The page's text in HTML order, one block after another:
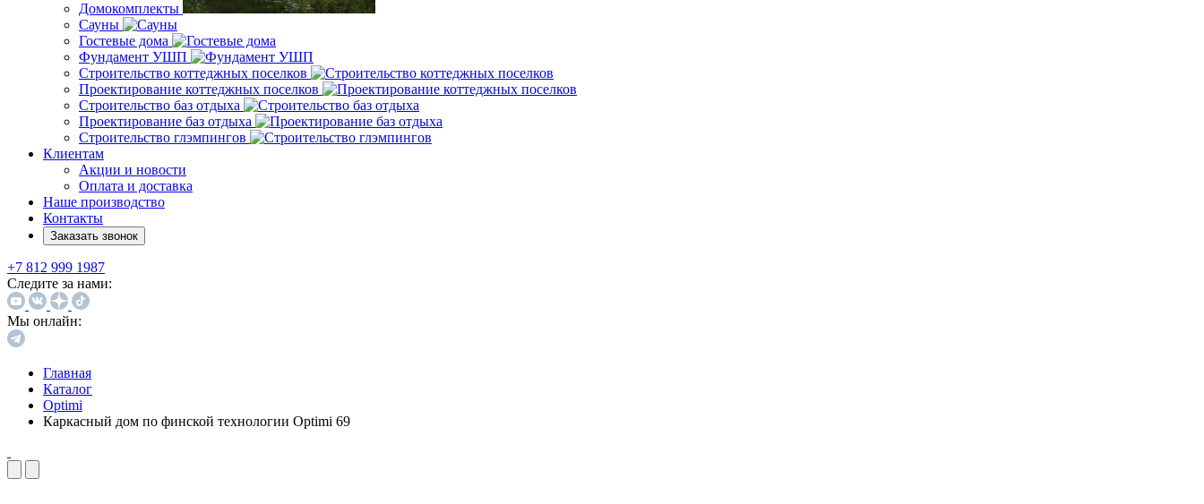
Домокомплекты
Сауны
Гостевые дома
Фундамент УШП
Строительство коттеджных поселков
Проектирование коттеджных поселков
Строительство баз отдыха
Проектирование баз отдыха
Строительство глэмпингов
Клиентам
Акции и новости
Оплата и доставка
Наше производство
Контакты
Заказать звонок
+7 812 999 1987
Следите за нами:
Мы онлайн:
Главная
Каталог
Optimi
Каркасный дом по финской технологии Optimi 69